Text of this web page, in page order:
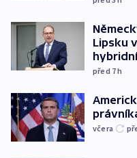
Lipsku
před 7h
včera